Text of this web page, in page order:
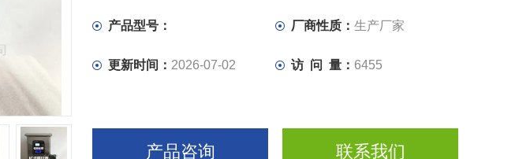
蒸汽（高温水），而且必须在余额用尽之前，进行续费充值，如不及
产品型号： 厂商性质：生产厂家
更新时间： 2026-07-02 访 问 量： 6455
产品咨询 联系我们